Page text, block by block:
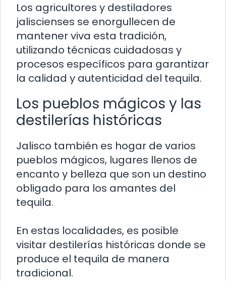
Los agricultores y destiladores
jaliscienses se enorgullecen de
mantener viva esta tradición,
utilizando técnicas cuidadosas y
procesos específicos para garantizar
la calidad y autenticidad del tequila.
Los pueblos mágicos y las
destilerías históricas
Jalisco también es hogar de varios
pueblos mágicos, lugares llenos de
encanto y belleza que son un destino
obligado para los amantes del
tequila.
En estas localidades, es posible
visitar destilerías históricas donde se
produce el tequila de manera
tradicional.